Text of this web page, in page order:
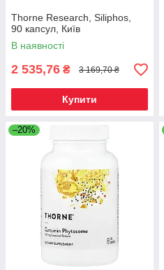
Thorne Research, Siliphos,
90 капсул, Київ
В наявності
2 535,76 ₴ 3 169,70 ₴
Купити
–20%